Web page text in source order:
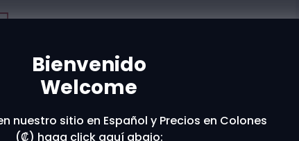
Bienvenido
Welcome
nuestro sitio en Español y Precios en Colones
(₡) haga click aquí abajo: